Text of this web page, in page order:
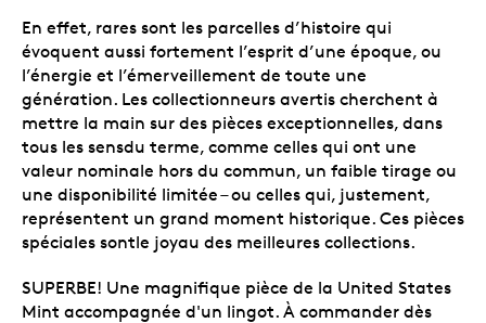
En effet, rares sont les parcelles d’histoire qui
évoquent aussi fortement l’esprit d’une époque, ou
l’énergie et l’émerveillement de toute une
génération. Les collectionneurs avertis cherchent à
mettre la main sur des pièces exceptionnelles, dans
tous les sensdu terme, comme celles qui ont une
valeur nominale hors du commun, un faible tirage ou
une disponibilité limitée – ou celles qui, justement,
représentent un grand moment historique. Ces pièces
spéciales sontle joyau des meilleures collections.
SUPERBE! Une magnifique pièce de la United States
Mint accompagnée d'un lingot. À commander dès